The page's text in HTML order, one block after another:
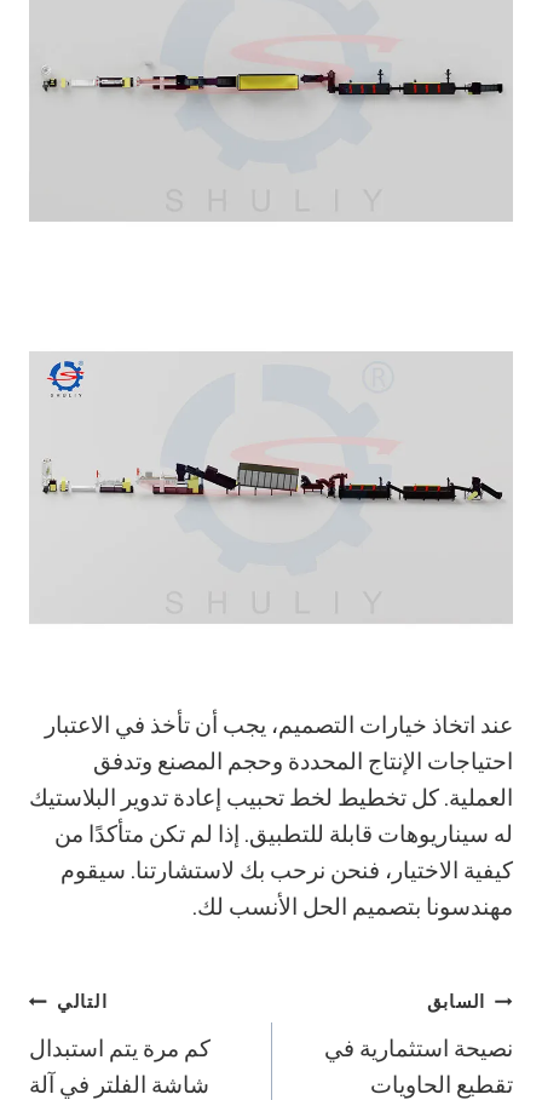
عند اتخاذ خيارات التصميم، يجب أن تأخذ في الاعتبار
احتياجات الإنتاج المحددة وحجم المصنع وتدفق
العملية. كل تخطيط لخط تحبيب إعادة تدوير البلاستيك
له سيناريوهات قابلة للتطبيق. إذا لم تكن متأكدًا من
كيفية الاختيار، فنحن نرحب بك لاستشارتنا. سيقوم
مهندسونا بتصميم الحل الأنسب لك.
تصفّح
المقالات
السابق
نصيحة استثمارية في
تقطيع الحاويات
التالي
كم مرة يتم استبدال
شاشة الفلتر في آلة